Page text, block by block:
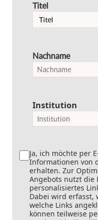
Titel
Nachname
Institution
Ja, ich möchte per
Informationen von
erhalten. Zur
Angebots nutzt die
personalisiertes
Dabei wird erfasst,
welche Links
können teilweise